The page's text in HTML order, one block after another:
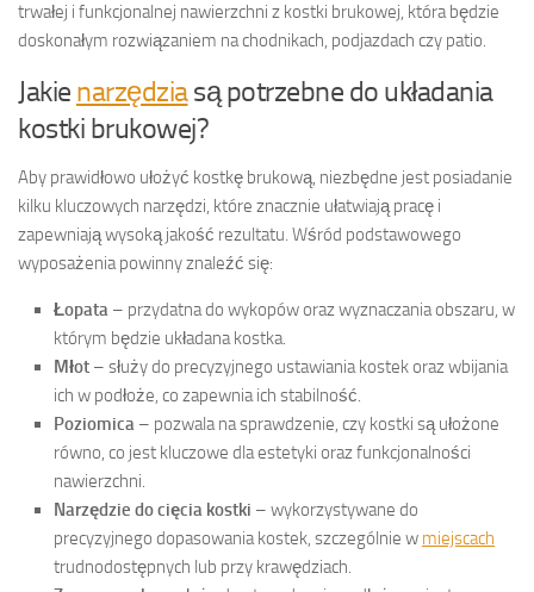
trwałej i funkcjonalnej nawierzchni z kostki brukowej, która będzie
doskonałym rozwiązaniem na chodnikach, podjazdach czy patio.
Jakie narzędziasą potrzebne do układania
kostki brukowej?
Aby prawidłowo ułożyć kostkę brukową, niezbędne jest posiadanie
kilku kluczowych narzędzi, które znacznie ułatwiają pracę i
zapewniają wysoką jakość rezultatu. Wśród podstawowego
wyposażenia powinny znaleźć się:
Łopata – przydatna do wykopów oraz wyznaczania obszaru, w
którym będzie układana kostka.
Młot – służy do precyzyjnego ustawiania kostek oraz wbijania
ich w podłoże, co zapewnia ich stabilność.
Poziomica – pozwala na sprawdzenie, czy kostki są ułożone
równo, co jest kluczowe dla estetyki oraz funkcjonalności
nawierzchni.
Narzędzie do cięcia kostki – wykorzystywane do
precyzyjnego dopasowania kostek, szczególnie w miejscach
trudnodostępnych lub przy krawędziach.